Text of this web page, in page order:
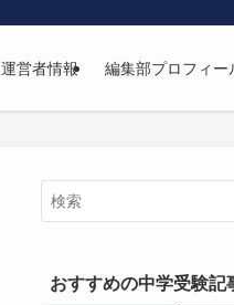
運営者情報 編集部プロフィー
おすすめの中学受験記